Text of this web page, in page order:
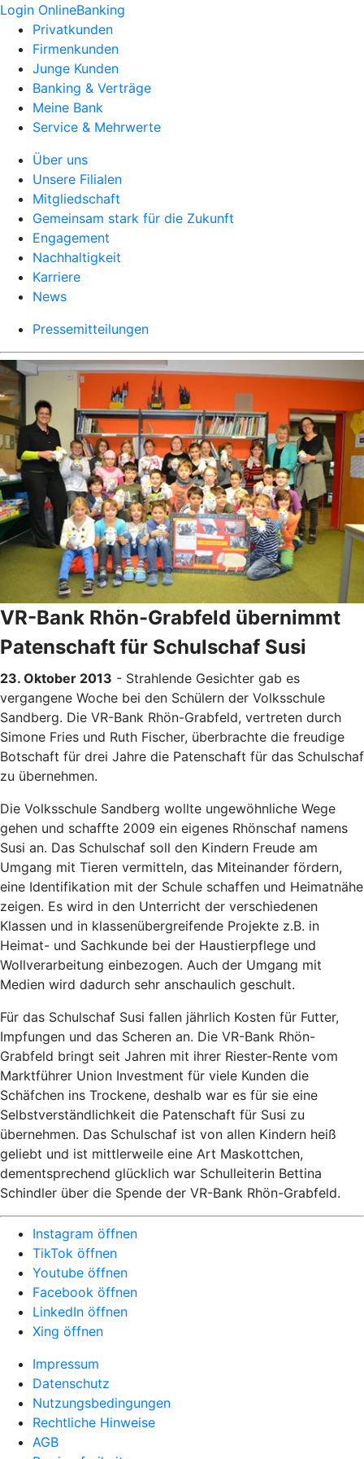
Login OnlineBanking
Privatkunden
Firmenkunden
Junge Kunden
Banking & Verträge
Meine Bank
Service & Mehrwerte
Über uns
Unsere Filialen
Mitgliedschaft
Gemeinsam stark für die Zukunft
Engagement
Nachhaltigkeit
Karriere
News
Pressemitteilungen
VR-Bank Rhön-Grabfeld übernimmt
Patenschaft für Schulschaf Susi
23. Oktober 2013 - Strahlende Gesichter gab es
vergangene Woche bei den Schülern der Volksschule
Sandberg. Die VR-Bank Rhön-Grabfeld, vertreten durch
Simone Fries und Ruth Fischer, überbrachte die freudige
Botschaft für drei Jahre die Patenschaft für das Schulschaf
zu übernehmen.
Die Volksschule Sandberg wollte ungewöhnliche Wege
gehen und schaffte 2009 ein eigenes Rhönschaf namens
Susi an. Das Schulschaf soll den Kindern Freude am
Umgang mit Tieren vermitteln, das Miteinander fördern,
eine Identifikation mit der Schule schaffen und Heimatnähe
zeigen. Es wird in den Unterricht der verschiedenen
Klassen und in klassenübergreifende Projekte z.B. in
Heimat- und Sachkunde bei der Haustierpflege und
Wollverarbeitung einbezogen. Auch der Umgang mit
Medien wird dadurch sehr anschaulich geschult.
Für das Schulschaf Susi fallen jährlich Kosten für Futter,
Impfungen und das Scheren an. Die VR-Bank Rhön-
Grabfeld bringt seit Jahren mit ihrer Riester-Rente vom
Marktführer Union Investment für viele Kunden die
Schäfchen ins Trockene, deshalb war es für sie eine
Selbstverständlichkeit die Patenschaft für Susi zu
übernehmen. Das Schulschaf ist von allen Kindern heiß
geliebt und ist mittlerweile eine Art Maskottchen,
dementsprechend glücklich war Schulleiterin Bettina
Schindler über die Spende der VR-Bank Rhön-Grabfeld.
Instagram öffnen
TikTok öffnen
Youtube öffnen
Facebook öffnen
LinkedIn öffnen
Xing öffnen
Impressum
Datenschutz
Nutzungsbedingungen
Rechtliche Hinweise
AGB